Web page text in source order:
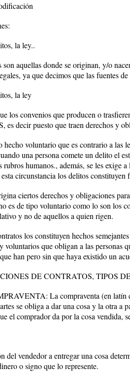
la ley..
aquellas donde se originan, y/o
ya que decimos que las fuentes
la ley
los convenios que producen o
decir puesto que traen derechos y
voluntario que es contrario a las
una persona comete un delito el
humanos., además, se les exige
circunstancia los delitos constituyen
ciertos derechos y obligaciones
es de tipo voluntario como lo son los
y no de aquellos a quien rigen.
los constituyen hechos
que obligan a las personas
han pero sin que haya existido un
DE CONTRATOS, TIPOS
La compraventa (en latín
se obliga a dar una cosa y la otra a
el comprador da por la cosa vendida,
del vendedor a entregar una cosa
o signo que lo represente.